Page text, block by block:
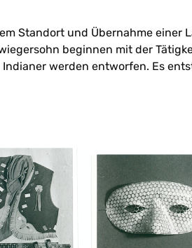
Standort und Übernahme
beginnen mit der
werden entworfen. Es